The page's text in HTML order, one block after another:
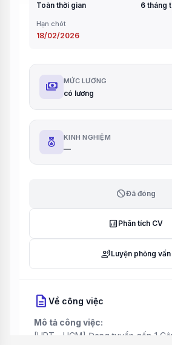
Toàn thời gian 6 tháng
Hạn chót
18/02/2026
payments MỨC LƯƠNG
có lương
KINH NGHIỆM
—
blockĐã đóng
analytics Phân tích CV
record_voice_overLuyện phỏng vấn
description Về công việc
Mô tả công việc:
[HPT - HCM] Đang tuyển gấp 1